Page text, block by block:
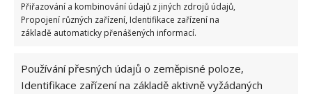
Přiřazování a kombinování údajů z jiných zdrojů údajů,
Propojení různých zařízení, Identifikace zařízení na
základě automaticky přenášených informací.
Používání přesných údajů o zeměpisné poloze,
Identifikace zařízení na základě aktivně vyžádaných